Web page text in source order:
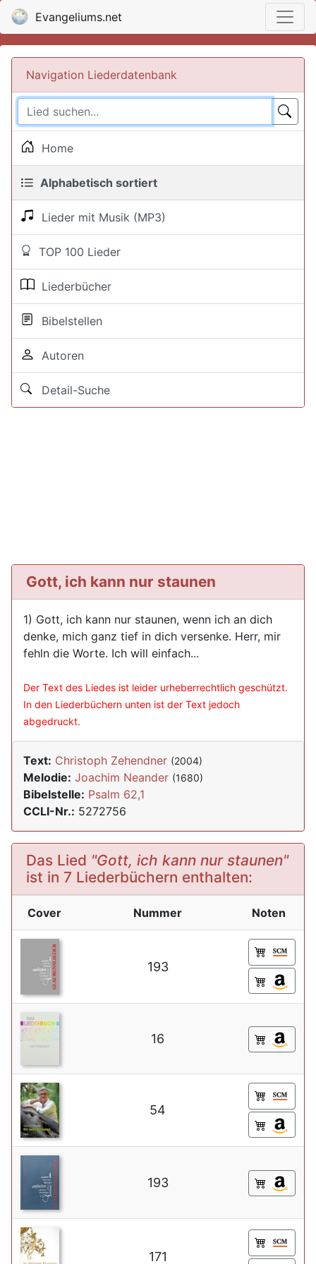
Evangeliums.net
Navigation Liederdatenbank
Home
Alphabetisch sortiert
Lieder mit Musik (MP3)
TOP 100 Lieder
Liederbücher
Bibelstellen
Autoren
Detail-Suche
Gott, ich kann nur staunen
1) Gott, ich kann nur staunen, wenn ich an dich
denke, mich ganz tief in dich versenke. Herr, mir
fehln die Worte. Ich will einfach...
Der Text des Liedes ist leider urheberrechtlich geschützt.
In den Liederbüchern unten ist der Text jedoch
abgedruckt.
Text: Christoph Zehendner (2004)
Melodie: Joachim Neander (1680)
Bibelstelle: Psalm 62,1
CCLI-Nr.: 5272756
Das Lied "Gott, ich kann nur staunen"
ist in 7 Liederbüchern enthalten:
Cover Nummer Noten
193
16
54
193
171